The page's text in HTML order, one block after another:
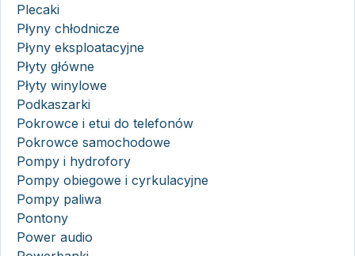
Plecaki
Płyny chłodnicze
Płyny eksploatacyjne
Płyty główne
Płyty winylowe
Podkaszarki
Pokrowce i etui do telefonów
Pokrowce samochodowe
Pompy i hydrofory
Pompy obiegowe i cyrkulacyjne
Pompy paliwa
Pontony
Power audio